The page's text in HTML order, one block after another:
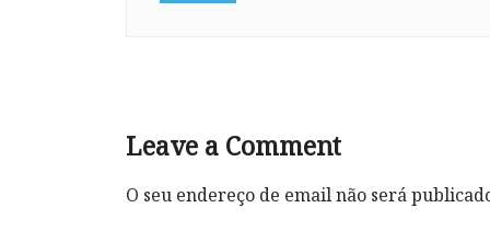
Leave a Comment
O seu endereço de email não será